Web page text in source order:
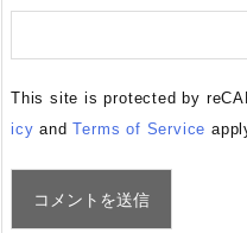
This site is protected by
icy andTerms of Service